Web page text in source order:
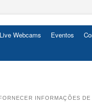
Live Webcams Eventos
INFORMAÇÕES